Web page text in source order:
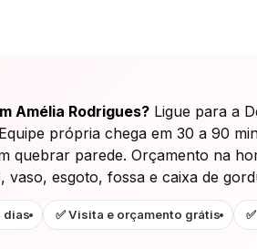
Amélia Rodrigues?Ligue para a
própria chega em 30 a 90
quebrar parede. Orçamento na
vaso, esgoto, fossa e caixa de
dias ✅ Visita e orçamento grátis